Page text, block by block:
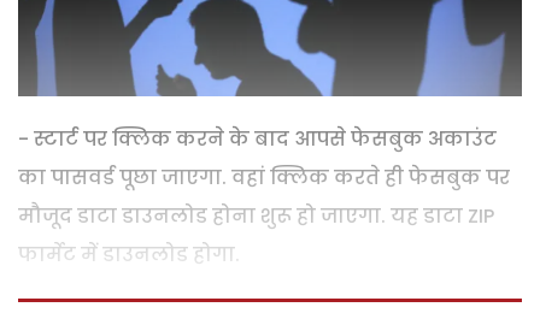
- स्टार्ट पर क्लिक करने के बाद आपसे फेसबुक अकाउंट
का पासवर्ड पूछा जाएगा. वहां क्लिक करते ही फेसबुक पर
मौजूद डाटा डाउनलोड होना शुरू हो जाएगा. यह डाटा ZIP
फार्मेट में डाउनलोड होगा.